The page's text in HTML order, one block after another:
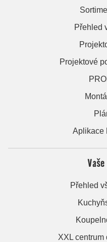
Přehled
Projektové
Aplikace
Přehled
XXL